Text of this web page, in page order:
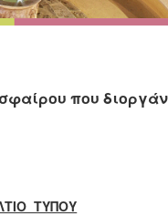
που
ΤΥΠΟΥ